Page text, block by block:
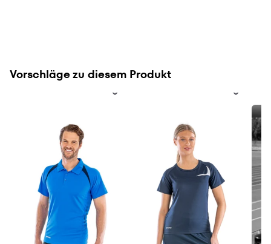
Vorschläge zu diesem Produkt